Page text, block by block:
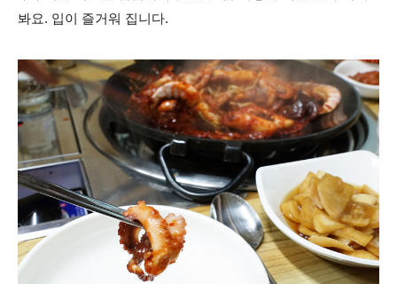
봐요. 입이 즐거워 집니다.